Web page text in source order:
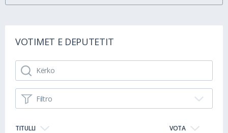
VOTIMET E DEPUTETIT
Filtro
TITULLI VOTA